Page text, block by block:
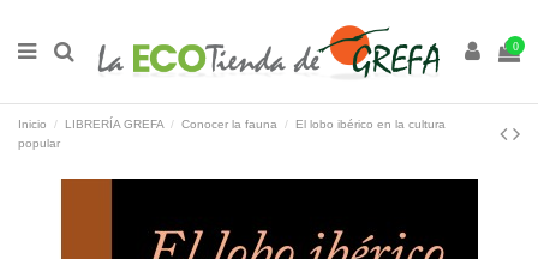
0
Inicio LIBRERÍA GREFA Conocer la fauna
El lobo ibérico en la cultura
popular